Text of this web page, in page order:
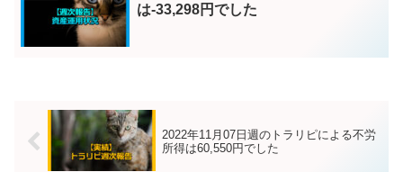
は-33,298円でした
2022年11月07日週のトラリピによる不労
所得は60,550円でした